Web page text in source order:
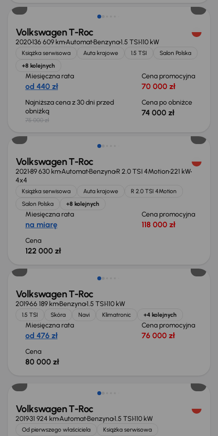
Volkswagen T-Roc
2020136 609 kmAutomatBenzyna1.5 TSI110 kW
Książka serwisowa Auta krajowe 1.5 TSI
Salon Polska
+8 kolejnych
Miesięczna rata
od 440 zł
Cena promocyjna
70 000 zł
Najniższa cena z 30 dni przed
obniżką
75 000 zł
Cena po obniżce
74 000 zł
Volkswagen T-Roc
202189 630 kmAutomatBenzynaR 2.0 TSI 4Motion221 kW
4x4
Książka serwisowa Auta krajowe
R 2.0 TSI 4Motion
Salon Polska
+8 kolejnych
Miesięczna rata
na miarę
Cena promocyjna
118 000 zł
Cena
122 000 zł
Volkswagen T-Roc
201966 189 kmBenzyna1.5 TSI110 kW
1.5 TSI Skóra Navi Klimatronic +4 kolejnych
Miesięczna rata
od 476 zł
Cena promocyjna
76 000 zł
Cena
80 000 zł
Volkswagen T-Roc
201931 924 kmAutomatBenzyna1.5 TSI110 kW
Od pierwszego właściciela Książka serwisowa